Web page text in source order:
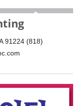
91224 (818)